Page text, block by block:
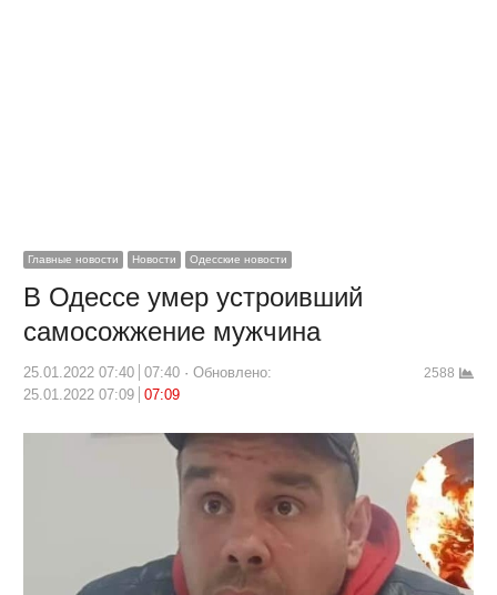
Главные новости Новости Одесские новости
В Одессе умер устроивший
самосожжение мужчина
25.01.2022 07:40 07:40
Обновлено:
25.01.2022 07:09
07:09
2588